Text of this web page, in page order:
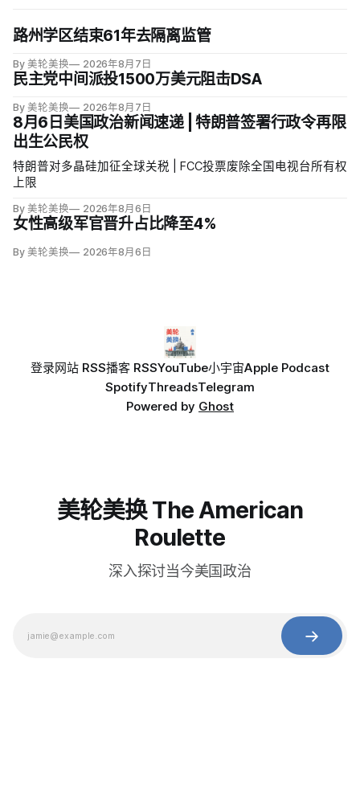
路州学区结束61年去隔离监管
By 美轮美换 2026年8月7日
民主党中间派投1500万美元阻击DSA
By 美轮美换 2026年8月7日
8月6日美国政治新闻速递 | 特朗普签署行政令再限
出生公民权
特朗普对多晶硅加征全球关税 | FCC投票废除全国电视台所有权
上限
By 美轮美换 2026年8月6日
女性高级军官晋升占比降至4%
By 美轮美换 2026年8月6日
登录网站 RSS播客 RSSYouTube小宇宙Apple Podcast
SpotifyThreadsTelegram
Powered by Ghost
美轮美换 The American
Roulette
深入探讨当今美国政治